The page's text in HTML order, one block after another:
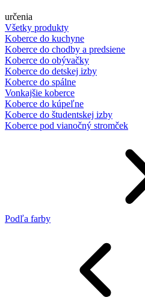
určenia
Všetky produkty
Koberce do kuchyne
Koberce do chodby a predsiene
Koberce do obývačky
Koberce do detskej izby
Koberce do spálne
Vonkajšie koberce
Koberce do kúpeľne
Koberce do študentskej izby
Koberce pod vianočný stromček
Podľa farby